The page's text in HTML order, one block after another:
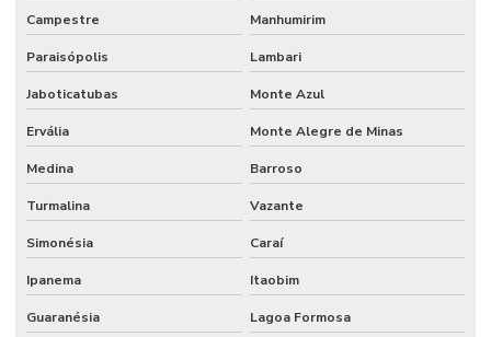
Campestre Manhumirim
Paraisópolis Lambari
Jaboticatubas Monte Azul
Ervália Monte Alegre de Minas
Medina Barroso
Turmalina Vazante
Simonésia Caraí
Ipanema Itaobim
Guaranésia Lagoa Formosa